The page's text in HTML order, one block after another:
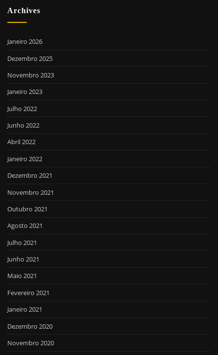
Archives
Janeiro 2026
Dezembro 2025
Novembro 2023
Janeiro 2023
Julho 2022
Junho 2022
Abril 2022
Janeiro 2022
Dezembro 2021
Novembro 2021
Outubro 2021
Agosto 2021
Julho 2021
Junho 2021
Maio 2021
Fevereiro 2021
Janeiro 2021
Dezembro 2020
Novembro 2020